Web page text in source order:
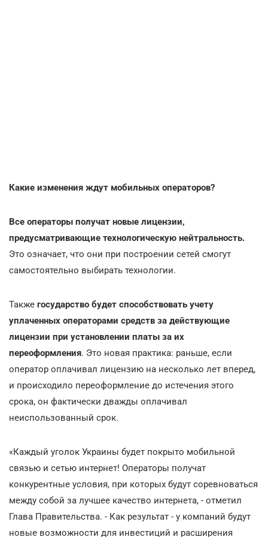
Какие изменения ждут мобильных операторов?
Все операторы получат новые лицензии,
предусматривающие технологическую нейтральность.
Это означает, что они при построении сетей смогут
самостоятельно выбирать технологии.
Также государство будет способствовать учету
уплаченных операторами средств за действующие
лицензии при установлении платы за их
переоформления. Это новая практика: раньше, если
оператор оплачивал лицензию на несколько лет вперед,
и происходило переоформление до истечения этого
срока, он фактически дважды оплачивал
неиспользованный срок.
«Каждый уголок Украины будет покрыто мобильной
связью и сетью интернет! Операторы получат
конкурентные условия, при которых будут соревноваться
между собой за лучшее качество интернета, - отметил
Глава Правительства. - Как результат - у компаний будут
новые возможности для инвестиций и расширения